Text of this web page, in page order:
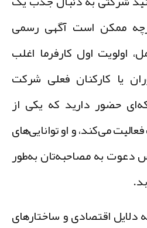
ممکن است آگهی رسمی
اول کارفرما اغلب
یا کارکنان فعلی شرکت
دارید که یکی از
می‌کند، و او توانایی‌های
به مصاحبه‌تان به‌طور
اقتصادی و ساختارهای